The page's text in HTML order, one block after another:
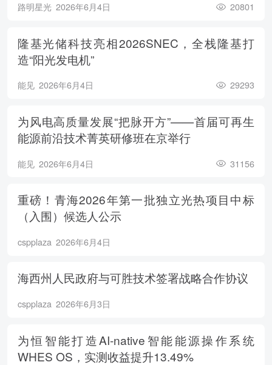
路明星光 2026年6月4日 20801
隆基光储科技亮相2026SNEC，全栈隆基打
造“阳光发电机”
能见 2026年6月4日 29293
为风电高质量发展“把脉开方”——首届可再生
能源前沿技术菁英研修班在京举行
能见 2026年6月4日 31156
重磅！青海2026年第一批独立光热项目中标
（入围）候选人公示
cspplaza 2026年6月4日
海西州人民政府与可胜技术签署战略合作协议
cspplaza 2026年6月3日
为恒智能打造AI-native智能能源操作系统
WHES OS，实测收益提升13.49%